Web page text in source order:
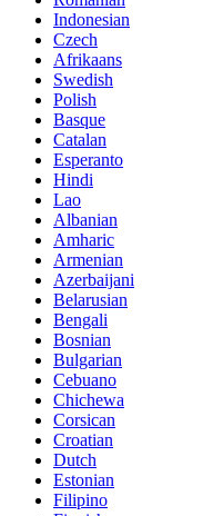
Indonesian
Czech
Afrikaans
Swedish
Polish
Basque
Catalan
Esperanto
Hindi
Lao
Albanian
Amharic
Armenian
Azerbaijani
Belarusian
Bengali
Bosnian
Bulgarian
Cebuano
Chichewa
Corsican
Croatian
Dutch
Estonian
Filipino